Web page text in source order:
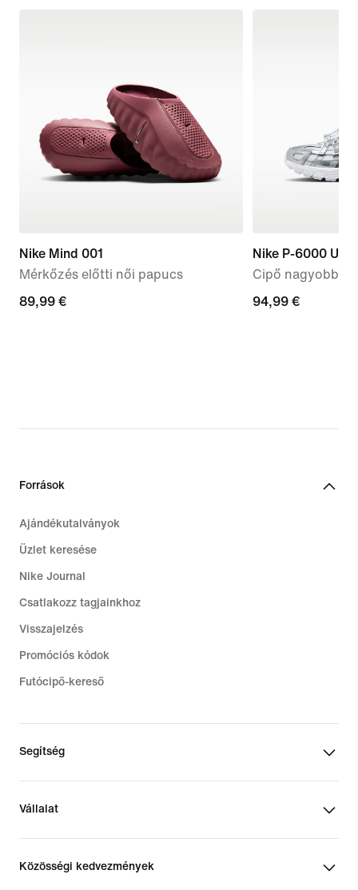
Nike Mind 001
Mérkőzés előtti női papucs
89,99
89,99 €
Nike P-6000
Cipő nagyobb
94,99
94,99 €
Források
Ajándékutalványok
Üzlet keresése
Nike Journal
Csatlakozz tagjainkhoz
Visszajelzés
Promóciós kódok
Futócipő-kereső
Segítség
Vállalat
Közösségi kedvezmények